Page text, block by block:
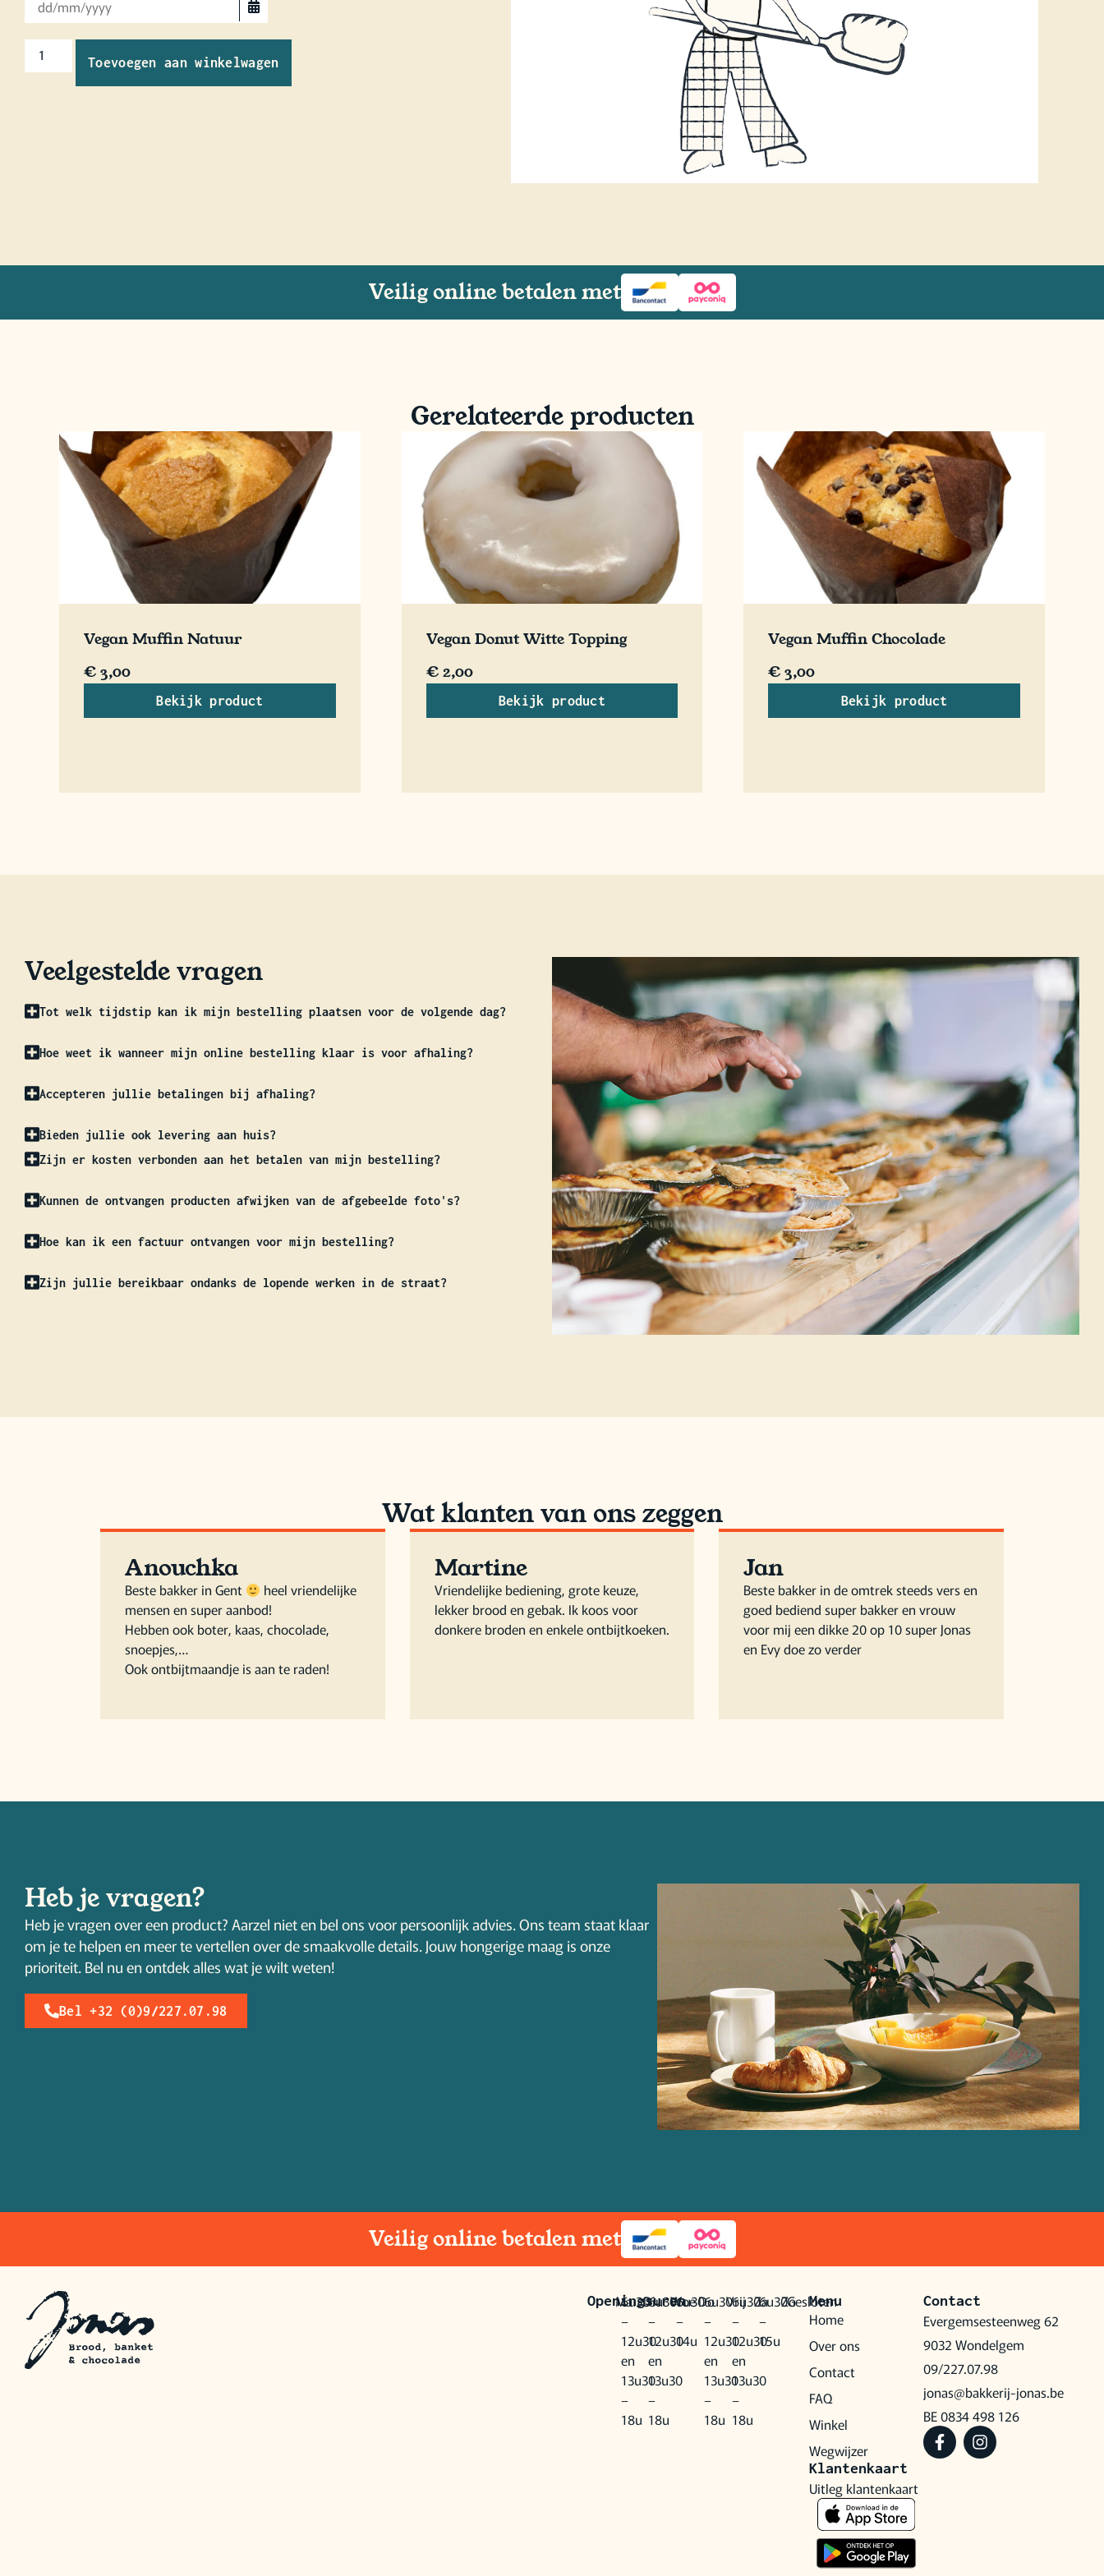
Toevoegen aan winkelwagen
Veilig online betalen met
Gerelateerde producten
Vegan Muffin Natuur
€3,00
Bekijk product
Vegan Donut Witte Topping
€2,00
Bekijk product
Vegan Muffin Chocolade
€3,00
Bekijk product
Veelgestelde vragen
Tot welk tijdstip kan ik mijn bestelling plaatsen voor de volgende dag?
Hoe weet ik wanneer mijn online bestelling klaar is voor afhaling?
Accepteren jullie betalingen bij afhaling?
Bieden jullie ook levering aan huis?
Zijn er kosten verbonden aan het betalen van mijn bestelling?
Kunnen de ontvangen producten afwijken van de afgebeelde foto's?
Hoe kan ik een factuur ontvangen voor mijn bestelling?
Zijn jullie bereikbaar ondanks de lopende werken in de straat?
Wat klanten van ons zeggen
Anouchka
Beste bakker in Gent
heel vriendelijke
mensen en super aanbod!
Hebben ook boter, kaas, chocolade,
snoepjes,…
Ook ontbijtmaandje is aan te raden!
Martine
Vriendelijke bediening, grote keuze,
lekker brood en gebak. Ik koos voor
donkere broden en enkele ontbijtkoeken.
Jan
Beste bakker in de omtrek steeds vers en
goed bediend super bakker en vrouw
voor mij een dikke 20 op 10 super Jonas
en Evy doe zo verder
Heb je vragen?
Heb je vragen over een product? Aarzel niet en bel ons voor persoonlijk advies. Ons team staat klaar
om je te helpen en meer te vertellen over de smaakvolle details. Jouw hongerige maag is onze
prioriteit. Bel nu en ontdek alles wat je wilt weten!
Bel +32 (0)9/227.07.98
Veilig online betalen met
Openingsuren
Ma
6u30
–
12u30
en
13u30
–
18u
Di6u30
–
12u30
en
13u30
–
18u
Woe
6u30
–
14u
Do
6u30
–
12u30
en
13u30
–
18u
Vrij
6u30
–
12u30
en
13u30
–
18u
Za6u30
–
15u
Zo
Gesloten
Menu
Home
Over ons
Contact
FAQ
Winkel
Wegwijzer
Klantenkaart
Uitleg klantenkaart
Contact
Evergemsesteenweg 62
9032 Wondelgem
09/227.07.98
jonas@bakkerij-jonas.be
BE 0834 498 126